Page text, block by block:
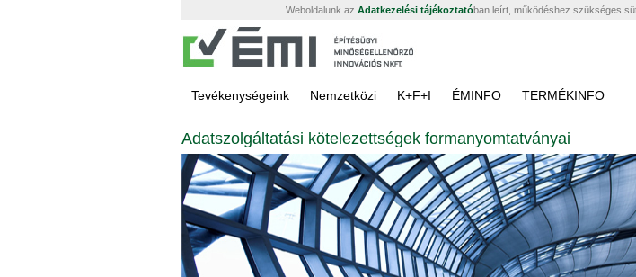
Weboldalunk az Adatkezelési tájékoztatóban leírt, működéshez szükséges
Tevékenységeink Nemzetközi K+F+I ÉMINFO TERMÉKINFO
Adatszolgáltatási kötelezettségek formanyomtatványai